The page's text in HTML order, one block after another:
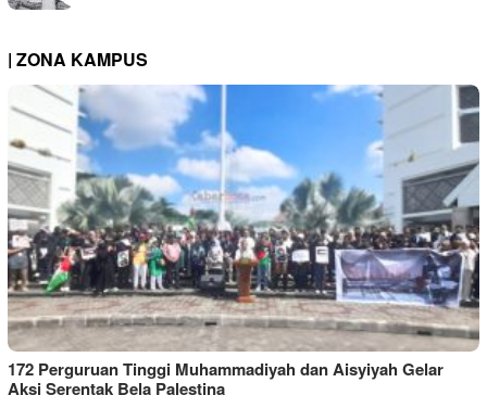
| ZONA KAMPUS
172 Perguruan Tinggi Muhammadiyah dan Aisyiyah Gelar
Aksi Serentak Bela Palestina